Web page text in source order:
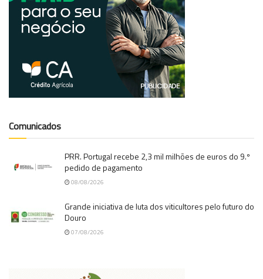
Comunicados
PRR. Portugal recebe 2,3 mil milhões de euros do 9.º
pedido de pagamento
08/08/2026
Grande iniciativa de luta dos viticultores pelo futuro do
Douro
07/08/2026